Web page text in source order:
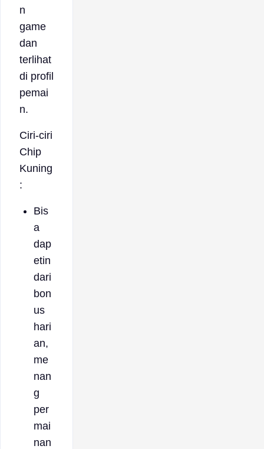
n
game
dan
terlihat
di profil
pemai
n.
Ciri-ciri
Chip
Kuning
:
Bis
a
dap
etin
dari
bon
us
hari
an,
me
nan
g
per
mai
nan